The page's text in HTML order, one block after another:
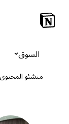
منشئو المحتوى